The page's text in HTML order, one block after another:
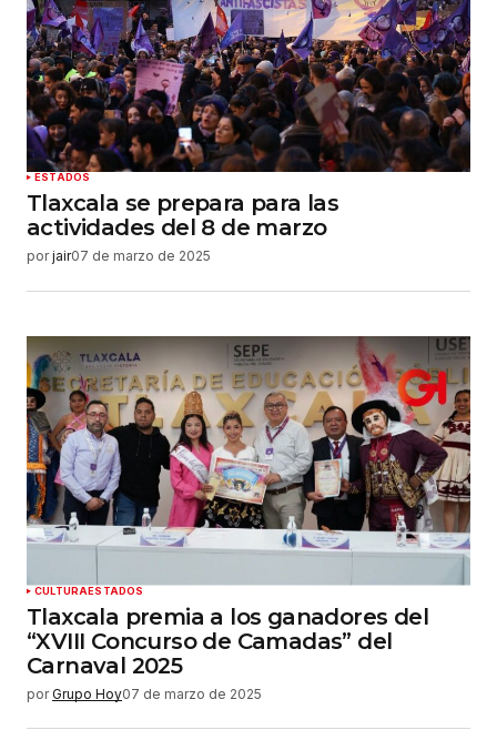
ESTADOS
Tlaxcala se prepara para las
actividades del 8 de marzo
por jair07 de marzo de 2025
CULTURAESTADOS
Tlaxcala premia a los ganadores del
“XVIII Concurso de Camadas” del
Carnaval 2025
por Grupo Hoy07 de marzo de 2025